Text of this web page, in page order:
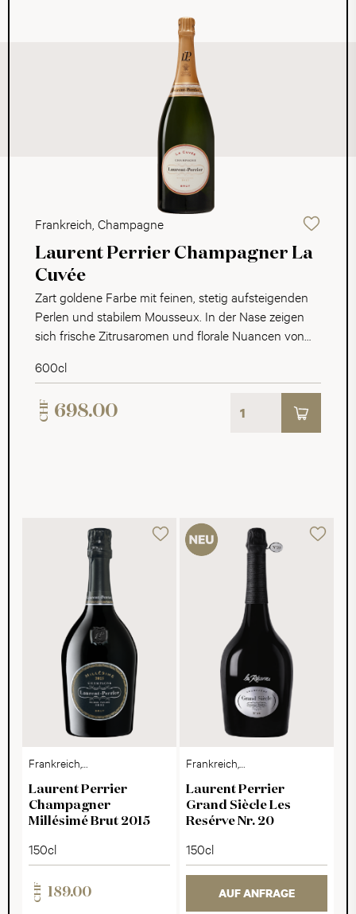
Frankreich, Champagne
Laurent Perrier Champagner La
Cuvée
Zart goldene Farbe mit feinen, stetig aufsteigenden
Perlen und stabilem Mousseux. In der Nase zeigen
sich frische Zitrusaromen und florale Nuancen von
von Weinbergpfirsich und weissen Früchten. Die
perfekte Balance zwischen Frische und Finesse
endet in einem fruchtbetonten, eleganten Finale.
600cl
CHF 698.00
Frankreich,
Champagne
Laurent Perrier
Champagner
Millésimé Brut 2015
150cl
CHF 189.00
Frankreich,
Champagne
Laurent Perrier
Grand Siècle Les
Resérve Nr. 20
150cl
AUF ANFRAGE